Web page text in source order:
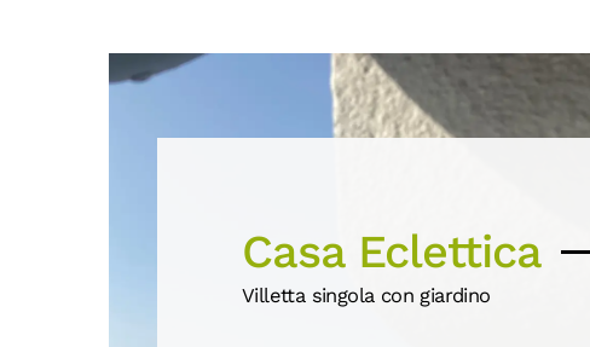
Casa Eclettica
Villetta singola con giardino